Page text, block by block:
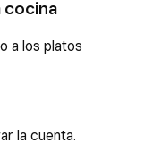
cocina
a los platos
la cuenta.